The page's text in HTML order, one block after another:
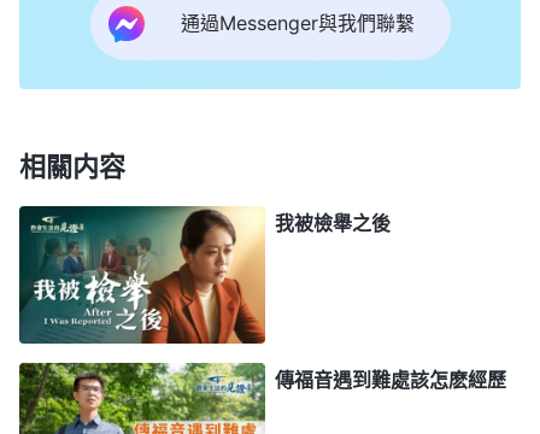
事萬物都在神的手中，在神那兒没有難成的事。盡本
分臨到難處，神最想看到的就是人的真心，我們對神
時，心裏根本没有神的地位，活在了自己的觀念想象
當中，認為我不會意大利語，根本没法跟老弟兄正常
溝通，更没法把神的末世作工見證出去了，就活在難
處中消極退後，這樣又怎能得到神的帶領，看到神的
作為呢？我得真心依靠神，盡上我的全力，相信神會
為我開闢出路的。當我這樣想的時候，我突然想起前
天晚上我整理的預言神末世作工的意大利語經文，我
通過Messenger與我們聯繫
相關内容
我被檢舉之後
傳福音遇到難處該怎麽經歷